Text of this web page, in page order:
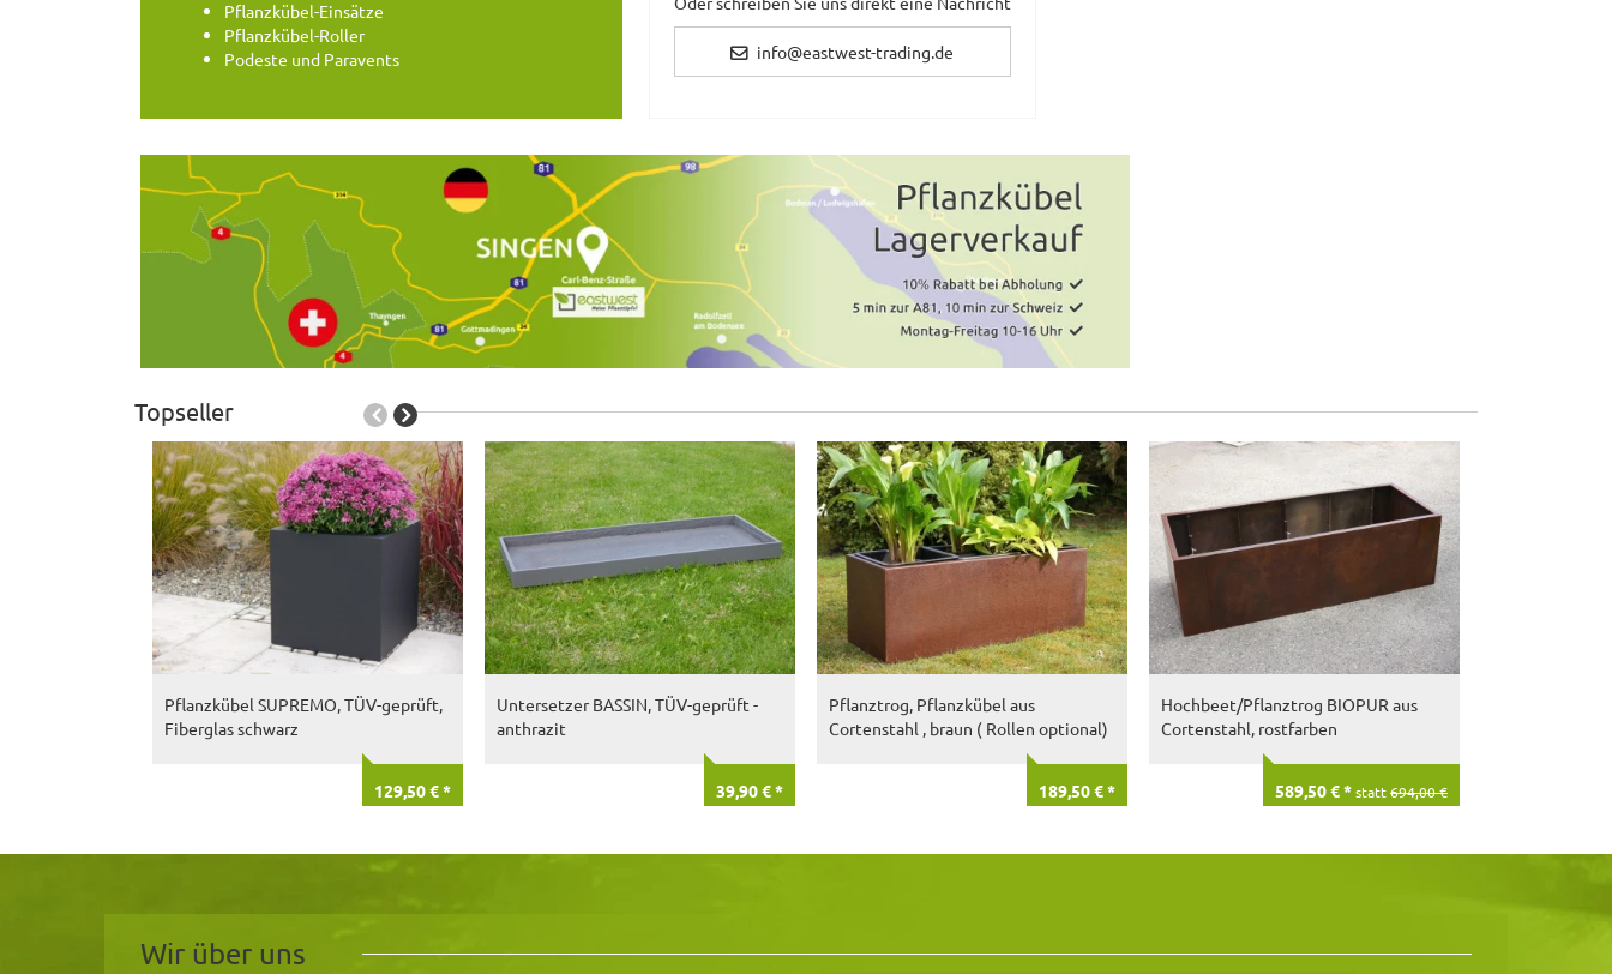
Pflanzkübel-Einsätze
Pflanzkübel-Roller
Podeste und Paravents
info@eastwest-trading.de
Topseller
Pflanzkübel SUPREMO, TÜV-geprüft,
Fiberglas schwarz
129,50 € *
Untersetzer BASSIN, TÜV-geprüft -
anthrazit
39,90 € *
Pflanztrog, Pflanzkübel aus
Cortenstahl , braun ( Rollen optional)
189,50 € *
Hochbeet/Pflanztrog BIOPUR aus
Cortenstahl, rostfarben
589,50 € *statt694,00 €
Wir über uns